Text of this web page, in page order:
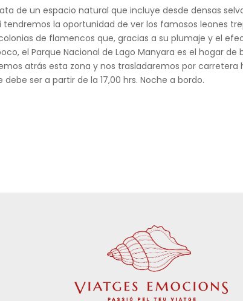
de un espacio natural que incluye desde densas
la oportunidad de ver los famosos leones
de flamencos que, gracias a su plumaje y el
el Parque Nacional de Lago Manyara es el hogar de
atrás esta zona y nos trasladaremos por carretera
ser a partir de la 17,00 hrs. Noche a bordo.